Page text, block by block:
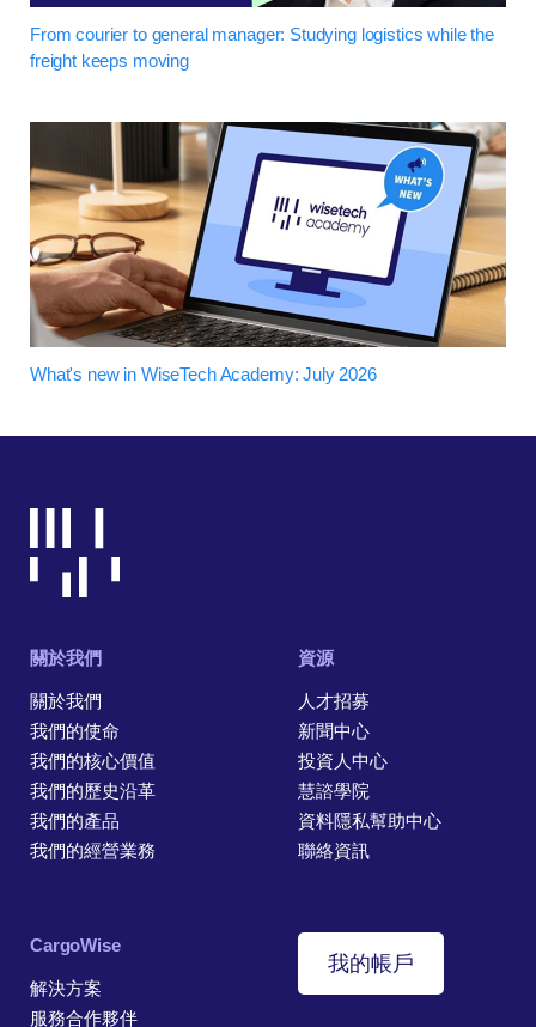
From courier to general manager: Studying logistics while the
freight keeps moving
What's new in WiseTech Academy: July 2026
關於我們
關於我們
我們的使命
我們的核心價值
我們的歷史沿革
我們的產品
我們的經營業務
資源
人才招募
新聞中心
投資人中心
慧諮學院
資料隱私幫助中心
聯絡資訊
CargoWise
解決方案
服務合作夥伴
我的帳戶